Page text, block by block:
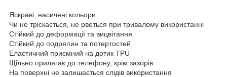
Яскраві, насичені кольори
Чи не тріскається, не рветься при тривалому використанні
Стійкий до деформації та вицвітання
Стійкий до подряпин та потертостей
Еластичний приємний на дотик TPU
Щільно прилягає до телефону, крім зазорів
На поверхні не залишається слідів використання